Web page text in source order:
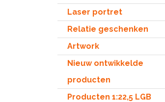
Laser portret
Relatie geschenken
Artwork
Nieuw ontwikkelde
producten
Producten 1:22,5 LGB